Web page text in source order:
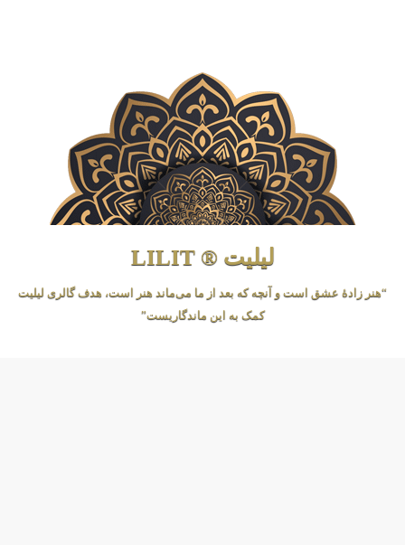
لیلیت ® LILIT
“هنر زادهٔ عشق است و آنچه که بعد از ما می‌ماند هنر است، هدف گالری لیلیت
کمک به این ماندگاریست”